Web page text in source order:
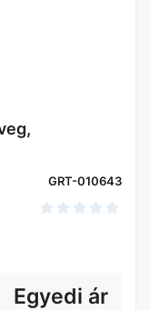
GRT-010643
Egyedi ár